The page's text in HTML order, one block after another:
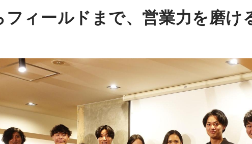
ィールドまで、営業力を磨け